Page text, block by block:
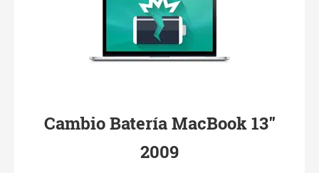
Cambio Batería MacBook 13″
2009